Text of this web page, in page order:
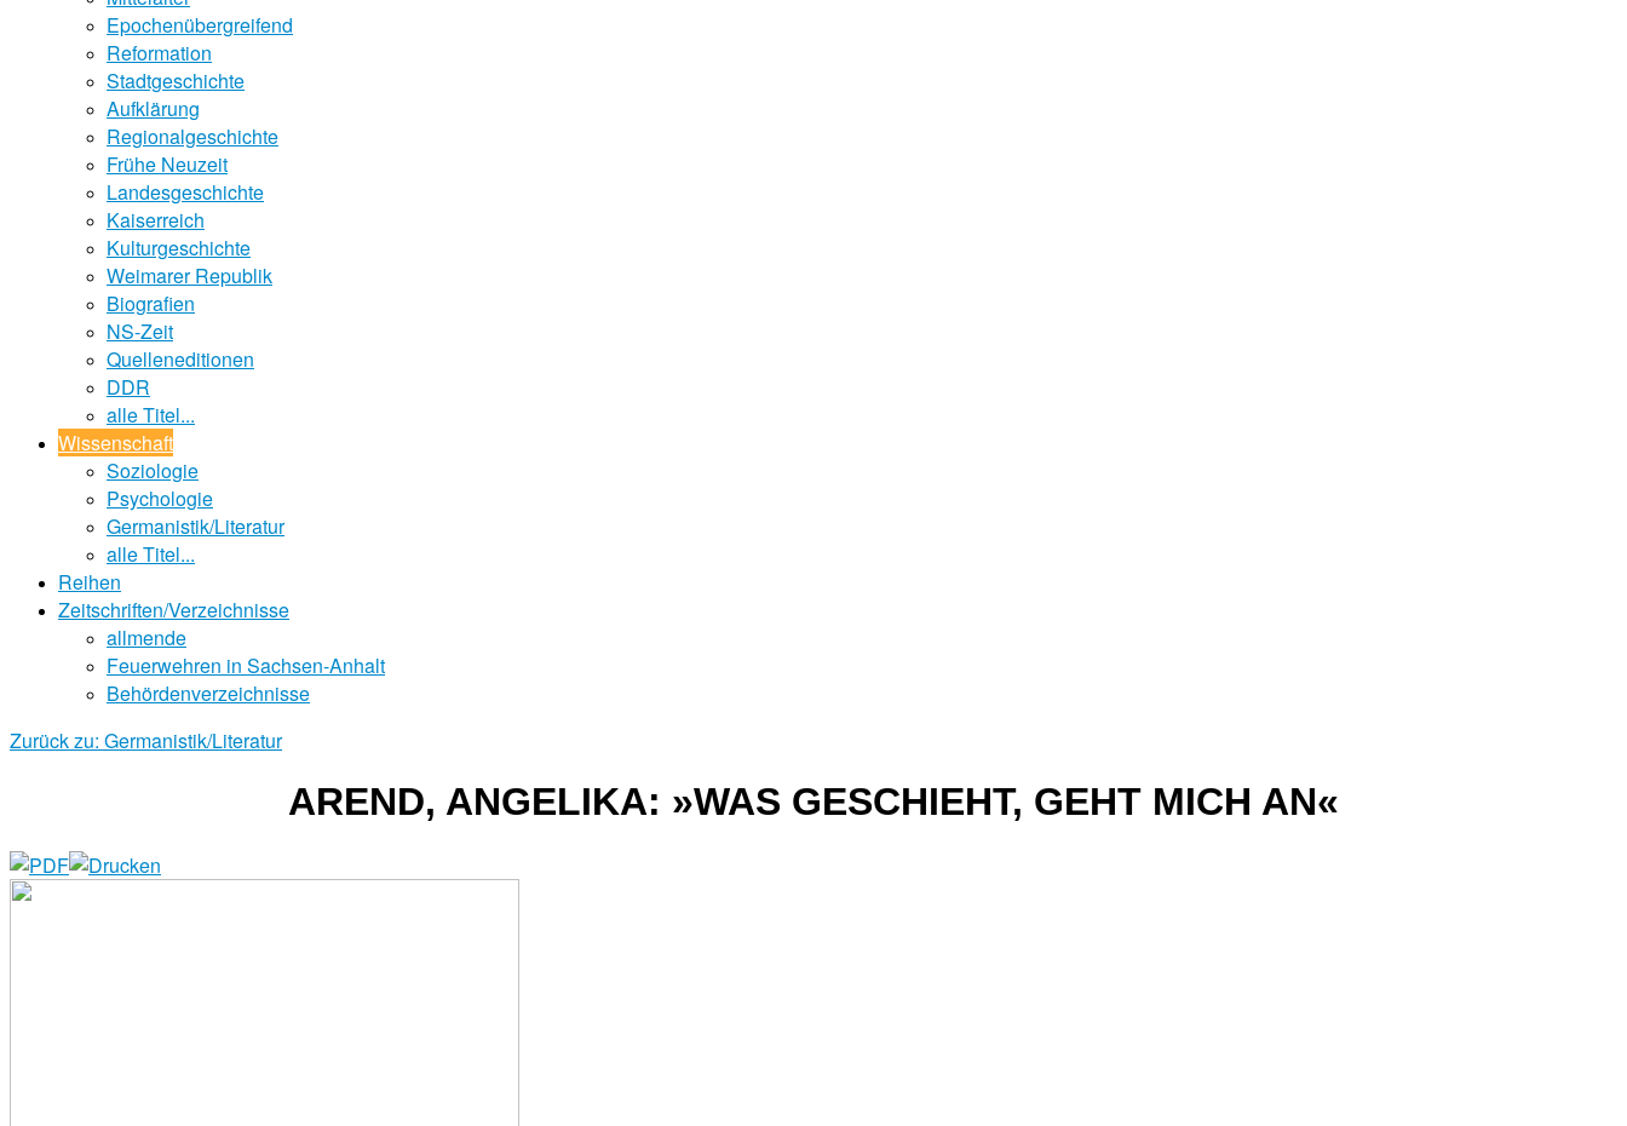
Epochenübergreifend
Reformation
Stadtgeschichte
Aufklärung
Regionalgeschichte
Frühe Neuzeit
Landesgeschichte
Kaiserreich
Kulturgeschichte
Weimarer Republik
Biografien
NS-Zeit
Quelleneditionen
DDR
alle Titel...
Wissenschaft
Soziologie
Psychologie
Germanistik/Literatur
alle Titel...
Reihen
Zeitschriften/Verzeichnisse
allmende
Feuerwehren in Sachsen-Anhalt
Behördenverzeichnisse
Zurück zu: Germanistik/Literatur
AREND, ANGELIKA: »WAS GESCHIEHT, GEHT MICH AN«